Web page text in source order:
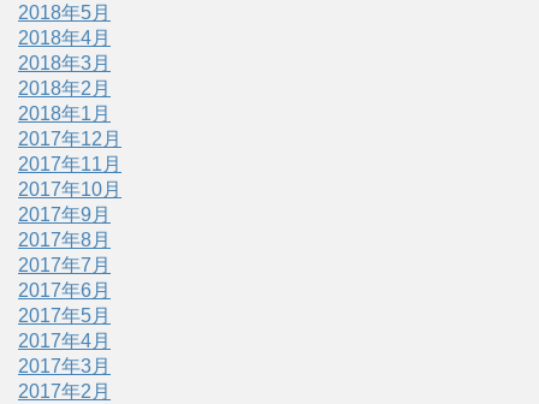
2018年5月
2018年4月
2018年3月
2018年2月
2018年1月
2017年12月
2017年11月
2017年10月
2017年9月
2017年8月
2017年7月
2017年6月
2017年5月
2017年4月
2017年3月
2017年2月